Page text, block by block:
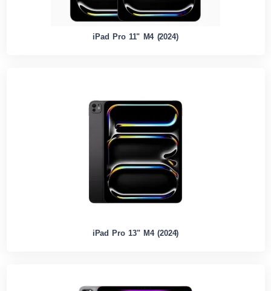
iPad Pro 11" M4 (2024)
iPad Pro 13" M4 (2024)